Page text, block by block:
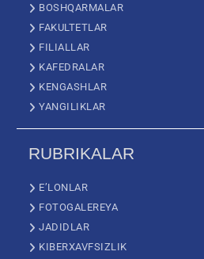
BOSHQARMALAR
FAKULTETLAR
FILIALLAR
KAFEDRALAR
KENGASHLAR
YANGILIKLAR
RUBRIKALAR
E’LONLAR
FOTOGALEREYA
JADIDLAR
KIBERXAVFSIZLIK